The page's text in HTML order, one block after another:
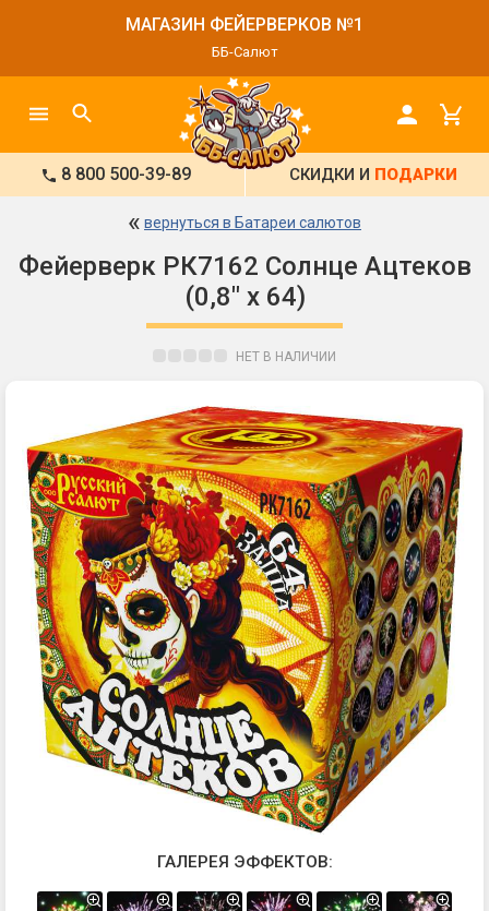
МАГАЗИН ФЕЙЕРВЕРКОВ №1
ББ-Салют
8 800 500-39-89 СКИДКИ И ПОДАРКИ
« вернуться в Батареи салютов
Фейерверк РК7162 Солнце Ацтеков
(0,8" х 64)
НЕТ В НАЛИЧИИ
ГАЛЕРЕЯ ЭФФЕКТОВ: